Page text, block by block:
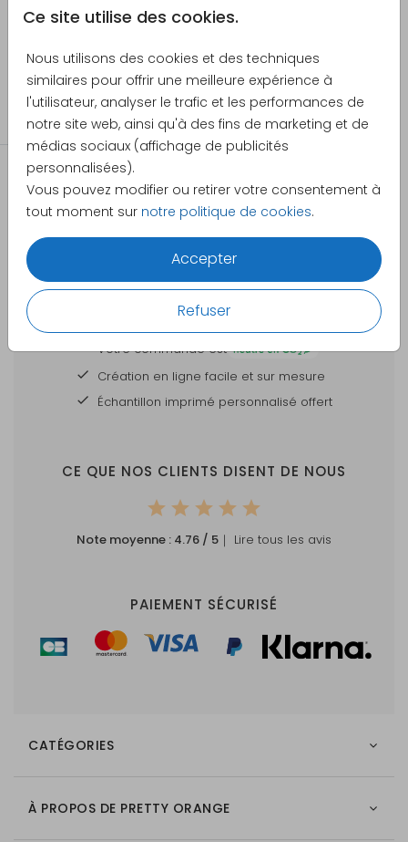
Ce site utilise des cookies.
Nous utilisons des cookies et des techniques
similaires pour offrir une meilleure expérience à
l'utilisateur, analyser le trafic et les performances de
notre site web, ainsi qu'à des fins de marketing et de
médias sociaux (affichage de publicités
personnalisées).
Vous pouvez modifier ou retirer votre consentement à
tout moment sur notre politique de cookies.
Accepter
Refuser
de les redécouvrir avec émotion au fil des années.
Caractéristiques du produit - Boîte à
souvenirs
Caractéristiques
du produit :
Boîte avec coins arrondis
et couvercle.
Dimensions :
40 x 30 x 13 cm et 30 x 20 x
13 cm
Matériau :
Impression :
Impression en couleur sur le
dessus du couvercle.
Impression en blanc ou en
dorure : non disponible
Impression sur bois, veinure
visible et perceptible au
Expédition :
Expédié séparément avec
bois peuvent varier
peut paraître plus foncée
Les grandes surfaces
Créateur
Made for Moments
Catégorie
Boîte à souvenirs
DES CARTES À PERSONNALISER POUR TOUTES
VOS GRANDES OCCASIONS
Votre commande est
Création en ligne facile et sur mesure
Échantillon imprimé personnalisé offert
CE QUE NOS CLIENTS DISENT DE NOUS
Note moyenne : 4.76 / 5 ｜ Lire tous les avis
PAIEMENT SÉCURISÉ
CATÉGORIES
À PROPOS DE PRETTY ORANGE